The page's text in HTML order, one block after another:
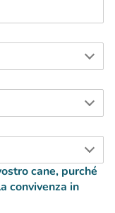
cane, purché
convivenza in